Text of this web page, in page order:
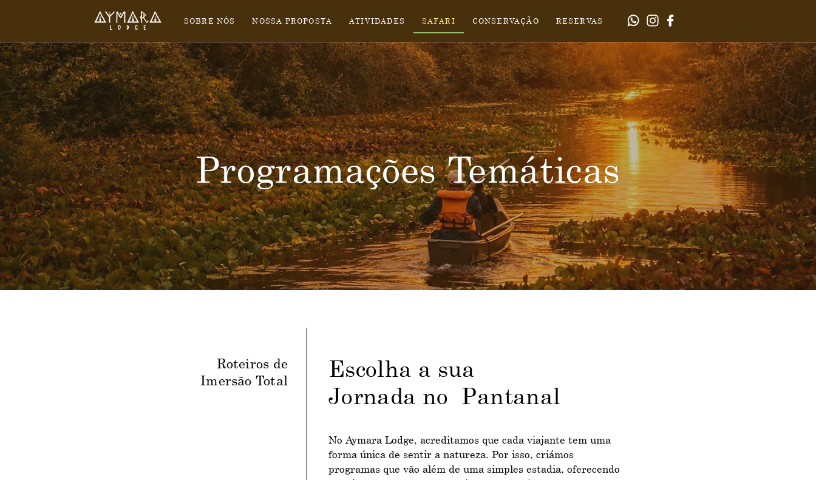
SOBRE NÓS NOSSA PROPOSTA ATIVIDADES SAFARI CONSERVAÇÃO RESERVAS
Programações Temáticas
Roteiros de
Imersão Total
Escolha a sua
Jornada no Pantanal
No Aymara Lodge, acreditamos que cada viajante tem uma
forma única de sentir a natureza. Por isso, criámos
programas que vão além de uma simples estadia, oferecendo